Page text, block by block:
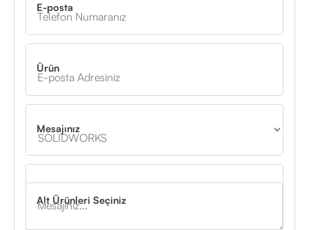
E-posta
Ürün
Mesajınız
Alt Ürünleri Seçiniz